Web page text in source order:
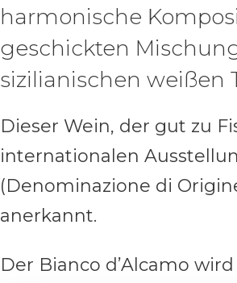
harmonische
geschickten
sizilianischen weißen
Dieser Wein, der gut zu
internationalen
(Denominazione di
anerkannt.
Der Bianco d’Alcamo